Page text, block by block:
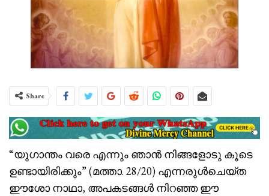
Share
“യുഗാന്തം വരെ എന്നും ഞാന്‍ നിങ്ങളോടു കൂടെ
ഉണ്ടായിരിക്കും” (മത്താ. 28/20) എന്നരുള്‍ചെയ്ത
ഈശോ നാഥാ, അപകടങ്ങള്‍ നിറഞ്ഞ ഈ